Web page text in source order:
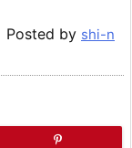
Posted by shi-n